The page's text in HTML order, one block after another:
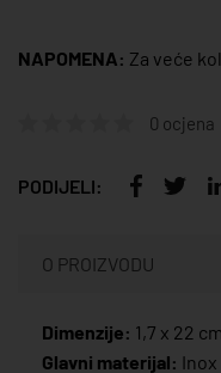
NAPOMENA: Za veće
0 ocjena
PODIJELI:
O PROIZVODU
Dimenzije: 1,7 x 22 cm
Glavni materijal: Inox